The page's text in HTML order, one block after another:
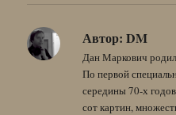
Автор: DM
Дан Маркович
По первой
середины 70-х
сот картин,